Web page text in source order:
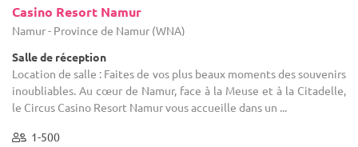
Casino Resort Namur
Namur - Province de Namur (WNA)
Salle de réception
Location de salle : Faites de vos plus beaux moments des souvenirs
inoubliables. Au cœur de Namur, face à la Meuse et à la Citadelle,
le Circus Casino Resort Namur vous accueille dans un ...
1-500